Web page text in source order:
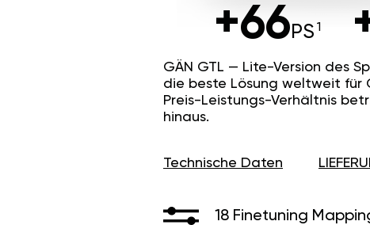
+66 PS
GÄN GTL — Lite-Version des
die beste Lösung weltweit für
Preis-Leistungs-Verhältnis
hinaus.
Technische Daten
18 Finetuning